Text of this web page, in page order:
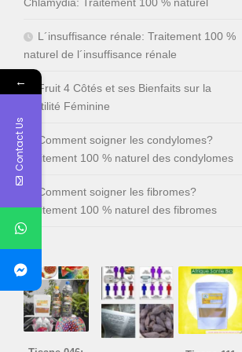
L´insuffisance rénale: Traitement 100 %
naturel de l´insuffisance rénale
Fruit 4 Côtés et ses Bienfaits sur la
Fertilité Féminine
Comment soigner les condylomes?
Traitement 100 % naturel des condylomes
Comment soigner les fibromes?
Traitement 100 % naturel des fibromes
←
Contact Us